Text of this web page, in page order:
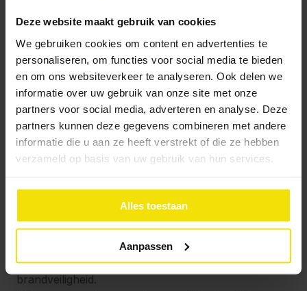
Deze website maakt gebruik van cookies
We gebruiken cookies om content en advertenties te
personaliseren, om functies voor social media te bieden
en om ons websiteverkeer te analyseren. Ook delen we
informatie over uw gebruik van onze site met onze
partners voor social media, adverteren en analyse. Deze
partners kunnen deze gegevens combineren met andere
informatie die u aan ze heeft verstrekt of die ze hebben
verzameld op basis van uw gebruik van hun services.
Alles toestaan
Aanpassen
Deze combinatie van 2 producten voldoet aan de
hoogste kwaliteits- en veiligheidsnormen. De
brandvertragende coating draagt bij aan een
verbeterde brandklasse, wat het systeem geschikt
maakt voor situaties waar extra bescherming vereist
is.
Met Plixxent Plixxopol SF 640100 i.c.m. Pluimers
HR IsoSpray FireResist BW (witte) coating investeert
u in een isolatiesysteem dat niet alleen duurzaam is,
maar ook bijdraagt aan een verhoogde
brandveiligheid.